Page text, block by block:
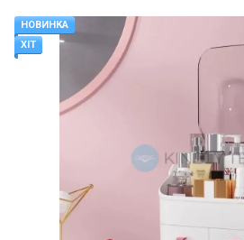
НОВИНКА
ХІТ